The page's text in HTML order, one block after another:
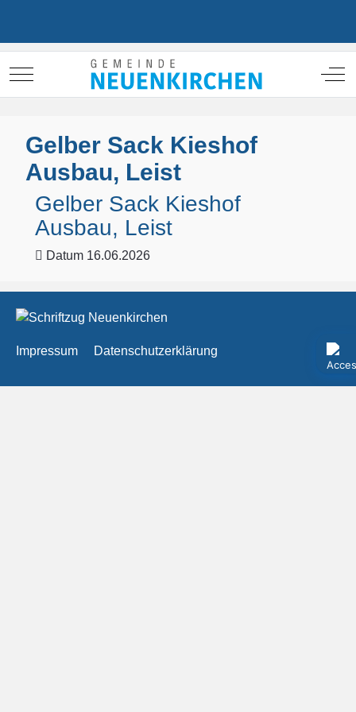
Mobile Menu Toggle Off-
Gelber Sack Kieshof
Ausbau, Leist
Gelber Sack Kieshof
Ausbau, Leist
Datum 16.06.2026
Impressum Datenschutzerklärung